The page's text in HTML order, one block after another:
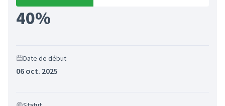
40%
Date de début
06 oct. 2025